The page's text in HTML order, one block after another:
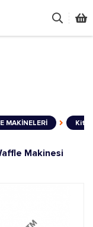
MAKİNELERİ
Makinesi